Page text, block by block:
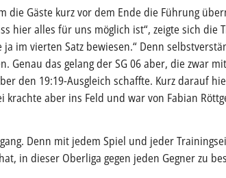
Gäste kurz vor dem Ende die Führung
hier alles für uns möglich ist“, zeigte sich die
im vierten Satz bewiesen.“ Denn
Genau das gelang der SG 06 aber, die zwar
den 19:19-Ausgleich schaffte. Kurz darauf
aber ins Feld und war von Fabian
Denn mit jedem Spiel und jeder
in dieser Oberliga gegen jeden Gegner zu